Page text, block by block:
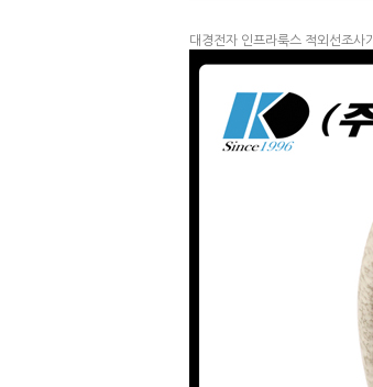
대경전자 인프라룩스 적외선조사기